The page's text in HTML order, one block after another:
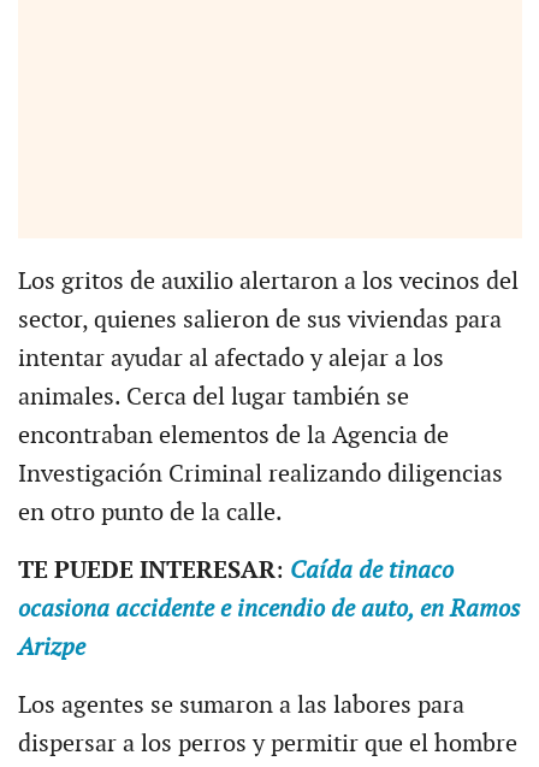
Los gritos de auxilio alertaron a los vecinos del
sector, quienes salieron de sus viviendas para
intentar ayudar al afectado y alejar a los
animales. Cerca del lugar también se
encontraban elementos de la Agencia de
Investigación Criminal realizando diligencias
en otro punto de la calle.
TE PUEDE INTERESAR: Caída de tinaco
ocasiona accidente e incendio de auto, en Ramos
Arizpe
Los agentes se sumaron a las labores para
dispersar a los perros y permitir que el hombre